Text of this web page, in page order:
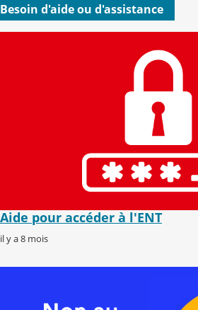
Besoin d'aide ou d'assistance
Aide pour accéder à l'ENT
il y a 8 mois